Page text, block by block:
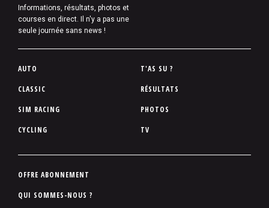
Informations, résultats, photos et
courses en direct. Il n'y a pas une
seule journée sans news !
P
d
d
p
e
AUTO
CLASSIC
SIM RACING
CYCLING
T'AS SU ?
RÉSULTATS
PHOTOS
TV
P
OFFRE ABONNEMENT
QUI SOMMES-NOUS ?